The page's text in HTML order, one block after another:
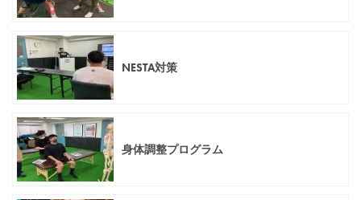
NESTA対策
身体調整プログラム